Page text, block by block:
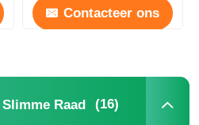
Contacteer ons
Raad (16)